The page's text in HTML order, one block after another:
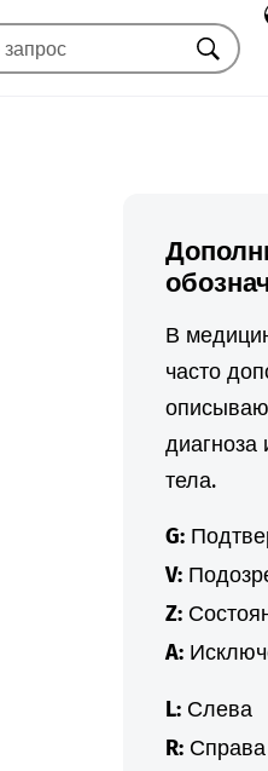
Искать
В
часто
диагноза
тела.
G:
V:
Z:
A:
L:Слева
R:Справа